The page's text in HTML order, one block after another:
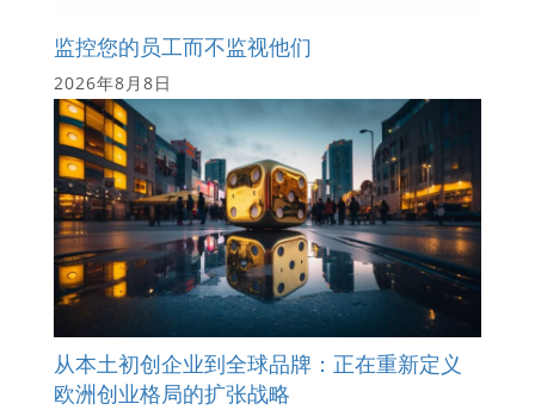
监控您的员工而不监视他们
2026年8月8日
从本土初创企业到全球品牌：正在重新定义
欧洲创业格局的扩张战略